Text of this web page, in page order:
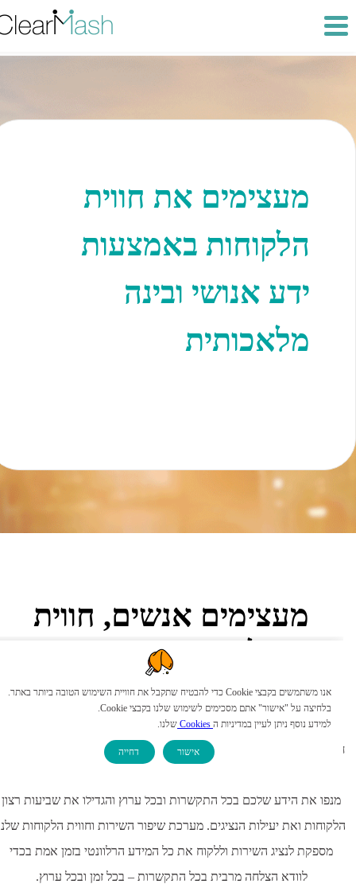
מעצימים את חווית
הלקוחות באמצעות
ידע אנושי ובינה
מלאכותית
מעצימים אנשים, חווית
לקוחות ושירות.
שירות מעולות מונעות על ידי מידע וידע מדוייקים ועדכניים המגיעים
מנפו את הידע שלכם בכל התקשרות ובכל ערוץ והגדילו את שביעות רצון
ואת יעילות הנציגים. מערכת שיפור השירות וחווית הלקוחות שלנו
מספקת לנציג השירות וללקוח את כל המידע הרלוונטי בזמן אמת בכדי
לוודא הצלחה מרבית בכל התקשרות – בכל זמן ובכל ערוץ.
אנו משתמשים בקבצי Cookie כדי להבטיח שתקבל את חוויית השימוש הטובה ביותר באתר.
בלחיצה על "אישור" אתם מסכימים לשימוש שלנו בקבצי Cookie.
למידע נוסף ניתן לעיין במדיניות הCookies שלנו.
אישור דחייה